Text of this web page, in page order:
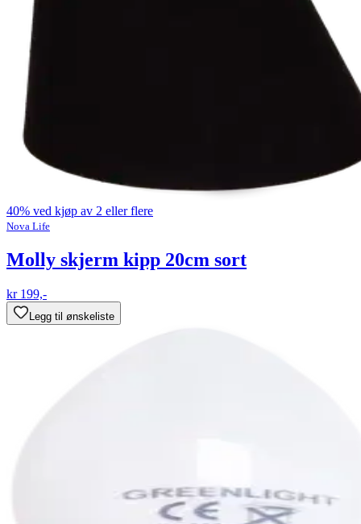
40% ved kjøp av 2 eller flere
Nova Life
Molly skjerm kipp 20cm sort
kr 199,-
Legg til ønskeliste